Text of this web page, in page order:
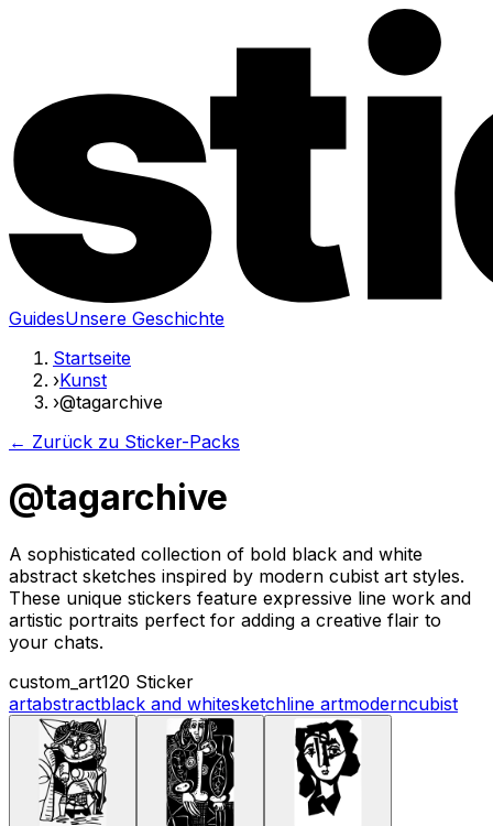
GuidesUnsere Geschichte
Startseite
›Kunst
›@tagarchive
← Zurück zu Sticker-Packs
@tagarchive
A sophisticated collection of bold black and white
abstract sketches inspired by modern cubist art styles.
These unique stickers feature expressive line work and
artistic portraits perfect for adding a creative flair to
your chats.
custom_art120 Sticker
artabstractblack and whitesketchline artmoderncubist